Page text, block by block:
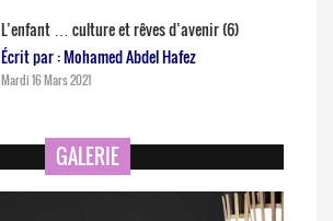
L’enfant … culture et rêves d’avenir (6)
Écrit par : Mohamed Abdel Hafez
Mardi 16 Mars 2021
GALERIE